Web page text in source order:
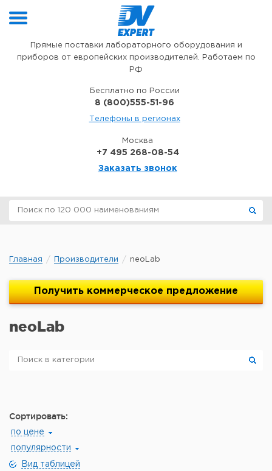
Прямые поставки лабораторного оборудования и
приборов от европейских производителей. Работаем по
РФ
Бесплатно по России
8 (800)555-51-96
Телефоны в регионах
Москва
+7 495 268-08-54
Заказать звонок
Главная Производители neoLab
Получить коммерческое предложение
neoLab
Сортировать:
по цене
популярности
Вид таблицей